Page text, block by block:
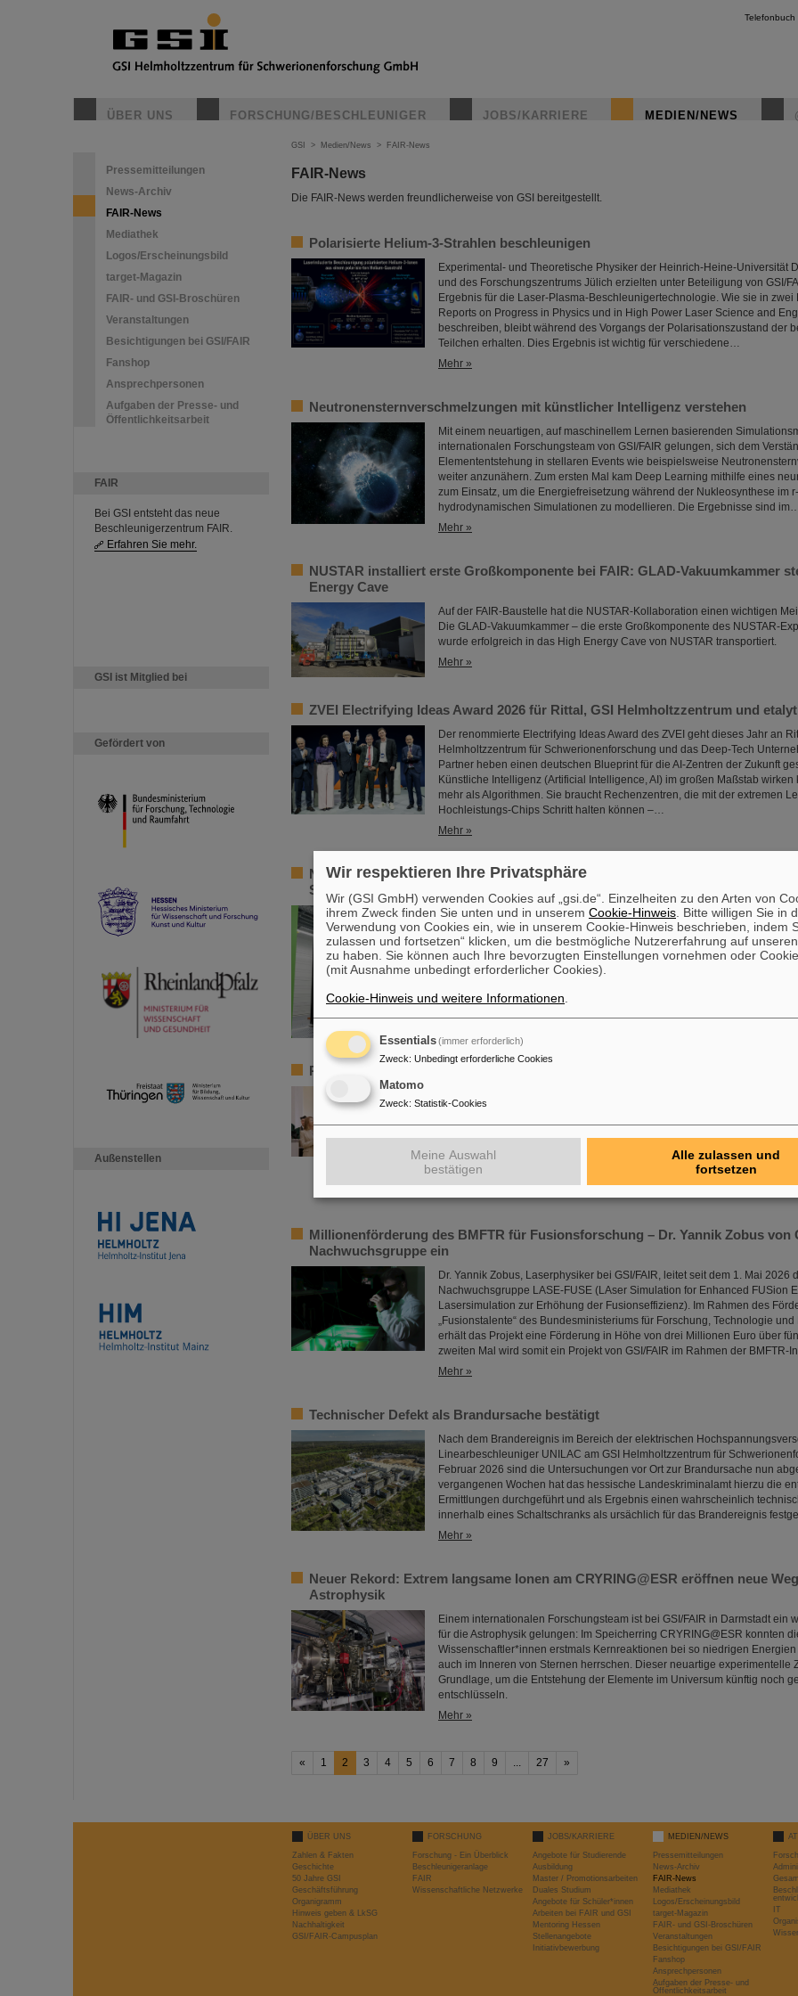
Telefonbuch
ÜBER UNS FORSCHUNG/BESCHLEUNIGER JOBS/KARRIERE MEDIEN/NEWS
Pressemitteilungen
News-Archiv
FAIR-News
Mediathek
Logos/Erscheinungsbild
target-Magazin
FAIR- und GSI-Broschüren
Veranstaltungen
Besichtigungen bei GSI/FAIR
Fanshop
Ansprechpersonen
Aufgaben der Presse- und
Öffentlichkeitsarbeit
FAIR
Bei GSI entsteht das neue
Beschleunigerzentrum FAIR.
Erfahren Sie mehr.
GSI ist Mitglied bei
Gefördert von
Außenstellen
GSI > Medien/News > FAIR-News
FAIR-News
Die FAIR-News werden freundlicherweise von GSI bereitgestellt.
Polarisierte Helium-3-Strahlen beschleunigen
Experimental- und Theoretische Physiker der Heinrich-Heine-Universität
und des Forschungszentrums Jülich erzielten unter Beteiligung von GSI/
Ergebnis für die Laser-Plasma-Beschleunigertechnologie. Wie sie in zwei
Reports on Progress in Physics und in High Power Laser Science and
beschreiben, bleibt während des Vorgangs der Polarisationszustand der
Teilchen erhalten. Dies Ergebnis ist wichtig für verschiedene…
Mehr »
Neutronensternverschmelzungen mit künstlicher Intelligenz verstehen
Mit einem neuartigen, auf maschinellem Lernen basierenden
internationalen Forschungsteam von GSI/FAIR gelungen, sich dem
Elemententstehung in stellaren Events wie beispielsweise
weiter anzunähern. Zum ersten Mal kam Deep Learning mithilfe eines
zum Einsatz, um die Energiefreisetzung während der Nukleosynthese im
hydrodynamischen Simulationen zu modellieren. Die Ergebnisse sind
Mehr »
NUSTAR installiert erste Großkomponente bei FAIR: GLAD-Vakuumkammer
Energy Cave
Auf der FAIR-Baustelle hat die NUSTAR-Kollaboration einen wichtigen
Die GLAD-Vakuumkammer – die erste Großkomponente des NUSTAR-
wurde erfolgreich in das High Energy Cave von NUSTAR transportiert.
Mehr »
ZVEI Electrifying Ideas Award 2026 für Rittal, GSI Helmholtzzentrum und
Der renommierte Electrifying Ideas Award des ZVEI geht dieses Jahr an
Helmholtzzentrum für Schwerionenforschung und das Deep-Tech
Partner heben einen deutschen Blueprint für die AI-Zentren der Zukunft
Künstliche Intelligenz (Artificial Intelligence, AI) im großen Maßstab wirken
mehr als Algorithmen. Sie braucht Rechenzentren, die mit der extremen
Hochleistungs-Chips Schritt halten können –…
Mehr »
Nominiert für den ZVEI Electrifying Ideas Award 2026 – Kühltechnik als
Souveränität
Der ZVEI hat einen deutschen Blueprint für die AI-Zentren der Zukunft als
nominiert: Damit Künstliche Intelligenz (Artificial Intelligence, AI) im großen
kann, braucht sie mehr als Algorithmen. Sie braucht Rechenzentren, die
Leistungsdichte der Hochleistungs-Chips Schritt halten können –
Europa. Rittal, das GSI Helmholtzzentrum für Schwerionenforschung und
Paolo Giubellino erhält Ehrendoktorwürde der Technischen Universität
Professor Paolo Giubellino, ehemaliger Wissenschaftlicher
ist von der Technischen Universität Warschau mit der Ehrendoktorwürde
worden. Sie wurde am 6. Mai 2026 im Rahmen einer feierlichen Sitzung
Technischen Universität Warschau verliehen. Die Universität würdigt
herausragende Beiträge zur Kern- und Teilchenphysik sowie seine
erfolgreiche Zusammenarbeit mit der Technischen Universität Warschau. ...
Millionenförderung des BMFTR für Fusionsforschung – Dr. Yannik Zobus von
Nachwuchsgruppe ein
Dr. Yannik Zobus, Laserphysiker bei GSI/FAIR, leitet seit dem 1. Mai 2026
Nachwuchsgruppe LASE-FUSE (LAser Simulation for Enhanced FUSion
Lasersimulation zur Erhöhung der Fusionseffizienz). Im Rahmen des
„Fusionstalente“ des Bundesministeriums für Forschung, Technologie
erhält das Projekt eine Förderung in Höhe von drei Millionen Euro über
zweiten Mal wird somit ein Projekt von GSI/FAIR im Rahmen der BMFTR-
Mehr »
Technischer Defekt als Brandursache bestätigt
Nach dem Brandereignis im Bereich der elektrischen
Linearbeschleuniger UNILAC am GSI Helmholtzzentrum für
Februar 2026 sind die Untersuchungen vor Ort zur Brandursache nun
vergangenen Wochen hat das hessische Landeskriminalamt hierzu die
Ermittlungen durchgeführt und als Ergebnis einen wahrscheinlich
innerhalb eines Schaltschranks als ursächlich für das Brandereignis
Mehr »
Neuer Rekord: Extrem langsame Ionen am CRYRING@ESR eröffnen neue
Astrophysik
Einem internationalen Forschungsteam ist bei GSI/FAIR in Darmstadt ein
für die Astrophysik gelungen: Im Speicherring CRYRING@ESR konnten
Wissenschaftler*innen erstmals Kernreaktionen bei so niedrigen
auch im Inneren von Sternen herrschen. Dieser neuartige experimentelle
Grundlage, um die Entstehung der Elemente im Universum künftig noch
entschlüsseln.
Mehr »
« 1 2 3 4 5 6 7 8 9 ... 27 »
ÜBER UNS
Zahlen & Fakten
Geschichte
50 Jahre GSI
Geschäftsführung
Organigramm
Hinweis geben & LkSG
Nachhaltigkeit
GSI/FAIR-Campusplan
FORSCHUNG
Forschung - Ein Überblick
Beschleunigeranlage
FAIR
Wissenschaftliche Netzwerke
JOBS/KARRIERE
Angebote für Studierende
Ausbildung
Master / Promotionsarbeiten
Duales Studium
Angebote für Schüler*innen
Arbeiten bei FAIR und GSI
Mentoring Hessen
Stellenangebote
Initiativbewerbung
MEDIEN/NEWS
Pressemitteilungen
News-Archiv
FAIR-News
Mediathek
Logos/Erscheinungsbild
target-Magazin
FAIR- und GSI-Broschüren
Veranstaltungen
Besichtigungen bei GSI/FAIR
Fanshop
Ansprechpersonen
Aufgaben der Presse- und
Öffentlichkeitsarbeit
IT
Wir respektieren Ihre Privatsphäre
Wir (GSI GmbH) verwenden Cookies auf „gsi.de“. Einzelheiten zu den Arten von
ihrem Zweck finden Sie unten und in unserem Cookie-Hinweis . Bitte willigen Sie in
Verwendung von Cookies ein, wie in unserem Cookie-Hinweis beschrieben, indem
zulassen und fortsetzen“ klicken, um die bestmögliche Nutzererfahrung auf
zu haben. Sie können auch Ihre bevorzugten Einstellungen vornehmen oder
(mit Ausnahme unbedingt erforderlicher Cookies).
Cookie-Hinweis und weitere Informationen
Essentials(immer erforderlich)
Zweck: Unbedingt erforderliche Cookies
Matomo
Zweck: Statistik-Cookies
Meine Auswahl
bestätigen
Alle zulassen und
fortsetzen